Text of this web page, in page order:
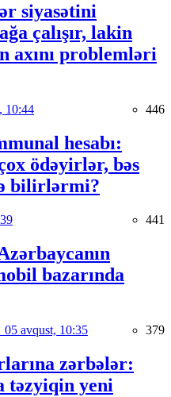
siyasətini
çalışır, lakin
axını problemləri
10:44 446
hesabı:
ödəyirlər, bəs
bilirlərmi?
441
bazarında
05 avqust, 10:35 379
zərbələr:
təzyiqin yeni